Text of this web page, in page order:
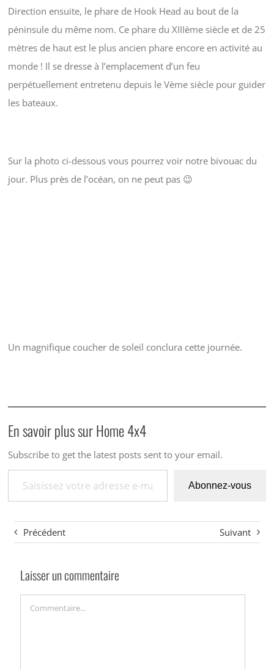
Direction ensuite, le phare de Hook Head au bout de la
péninsule du même nom. Ce phare du XIIIème siècle et de 25
mètres de haut est le plus ancien phare encore en activité au
monde ! Il se dresse à l’emplacement d’un feu
perpétuellement entretenu depuis le Vème siècle pour guider
les bateaux.
Sur la photo ci-dessous vous pourrez voir notre bivouac du
jour. Plus près de l’océan, on ne peut pas 😉
Un magnifique coucher de soleil conclura cette journée.
En savoir plus sur Home 4x4
Subscribe to get the latest posts sent to your email.
Saisissez votre adresse e-mail…
Abonnez-vous
Précédent Suivant
Laisser un commentaire
Commentaire